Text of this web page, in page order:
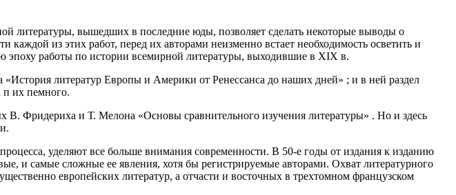
литературы, вышедших в последние юды, позволяет сделать некоторые выводы о
из этих работ, перед их авторами неизменно встает необходимость осветить и
эпоху работы по истории всемирной литературы, выходившие в XIX в.
литератур Европы и Америки от Ренессанса до наших дней» ; и в ней раздел
п их пемного.
В. Фридериха и Т. Мелона «Основы сравнительного изучения литературы» . Но и здесь
уделяют все больше внимания современности. В 50-е годы от издания к изданию
и самые сложные ее явления, хотя бы регистрируемые авторами. Охват литературного
европейских литератур, а отчасти и восточных в трехтомном французском